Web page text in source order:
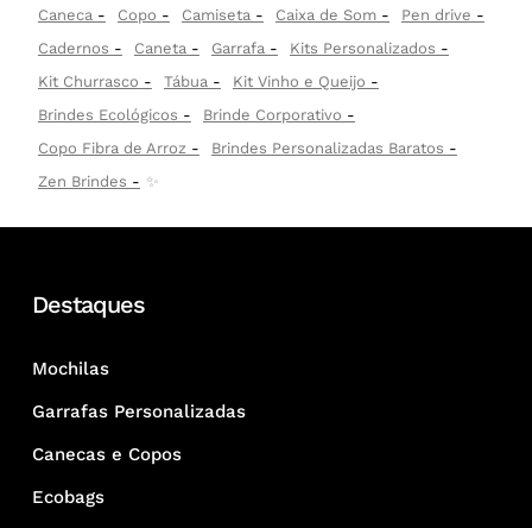
Caneca
Copo Camiseta Caixa de Som
Pen drive
Cadernos
Caneta Garrafa
Kits Personalizados
Kit Churrasco
Tábua
Kit Vinho e Queijo
Brindes Ecológicos
Brinde Corporativo
Copo Fibra de Arroz
Brindes Personalizadas Baratos
Zen Brindes
✨
Destaques
Mochilas
Garrafas Personalizadas
Canecas e Copos
Ecobags